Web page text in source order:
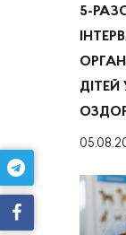
5-